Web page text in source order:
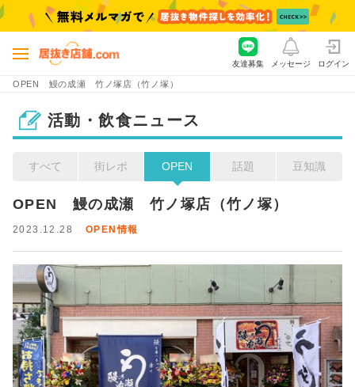
OPEN 鰻の成瀬 竹ノ塚店（竹ノ塚）
友達募集 メッセージ ログイン
活動・飲食ニュース
すべて 街レポ OPEN 話題 豆知識
OPEN　鰻の成瀬　竹ノ塚店（竹ノ塚）
2023.12.28 OPEN情報